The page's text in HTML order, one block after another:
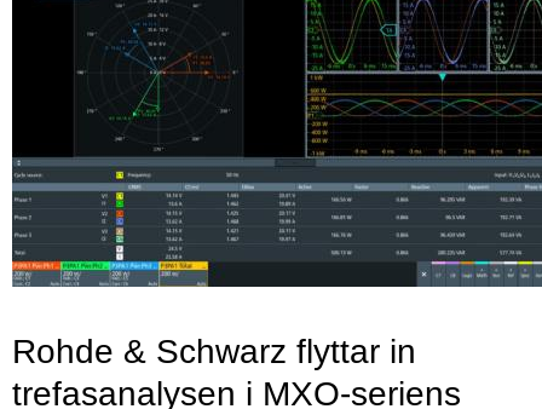
Rohde & Schwarz flyttar in
trefasanalysen i MXO-seriens